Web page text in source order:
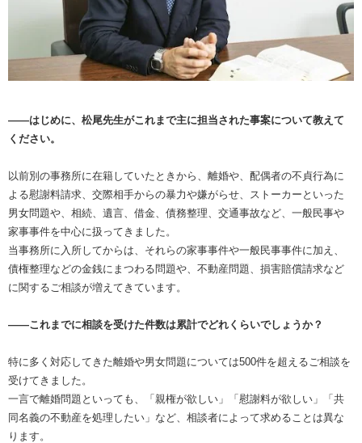
――はじめに、松尾先生がこれまで主に担当された事案について教えて
ください。
以前別の事務所に在籍していたときから、離婚や、配偶者の不貞行為に
よる慰謝料請求、交際相手からの暴力や嫌がらせ、ストーカーといった
男女問題や、相続、遺言、借金、債務整理、交通事故など、一般民事や
家事事件を中心に扱ってきました。
当事務所に入所してからは、それらの家事事件や一般民事事件に加え、
債権整理などの金銭にまつわる問題や、不動産問題、損害賠償請求など
に関するご相談が増えてきています。
――これまでに相談を受けた件数は累計でどれくらいでしょうか？
特に多く対応してきた離婚や男女問題については500件を超えるご相談を
受けてきました。
一言で離婚問題といっても、「親権が欲しい」「慰謝料が欲しい」「共
同名義の不動産を処理したい」など、相談者によって求めることは異な
ります。